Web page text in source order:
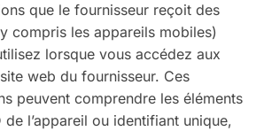
que le fournisseur reçoit des
compris les appareils mobiles)
lorsque vous accédez aux
web du fournisseur. Ces
peuvent comprendre les éléments
de l’appareil ou identifiant unique,